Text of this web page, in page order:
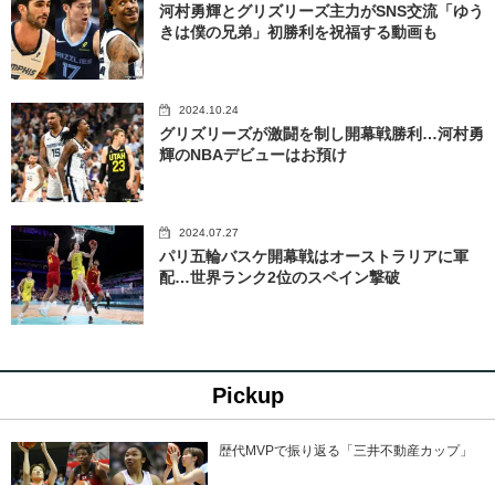
河村勇輝とグリズリーズ主力がSNS交流「ゆう
きは僕の兄弟」初勝利を祝福する動画も
2024.10.24
グリズリーズが激闘を制し開幕戦勝利…河村勇
輝のNBAデビューはお預け
2024.07.27
パリ五輪バスケ開幕戦はオーストラリアに軍
配…世界ランク2位のスペイン撃破
Pickup
歴代MVPで振り返る「三井不動産カップ」